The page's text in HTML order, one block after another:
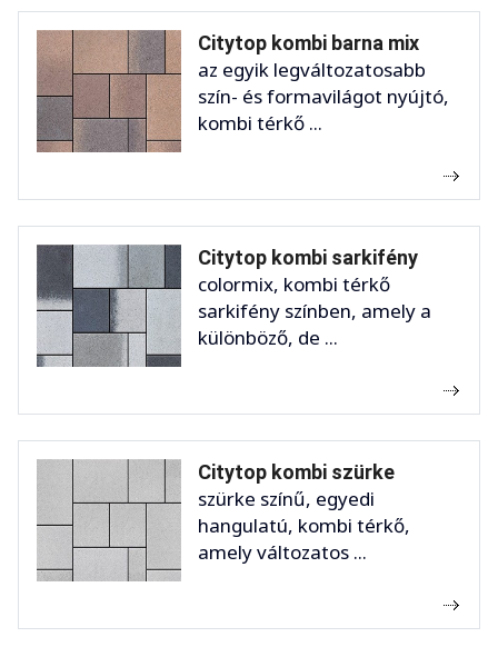
Citytop kombi barna mix
az egyik legváltozatosabb
szín- és formavilágot nyújtó,
kombi térkő ...
Citytop kombi sarkifény
colormix, kombi térkő
sarkifény színben, amely a
különböző, de ...
Citytop kombi szürke
szürke színű, egyedi
hangulatú, kombi térkő,
amely változatos ...